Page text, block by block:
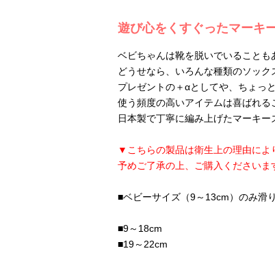
遊び心をくすぐったマーキ
ベビちゃんは靴を脱いでいることも
どうせなら、いろんな種類のソッ
プレゼントの＋αとしてや、ちょっ
使う頻度の高いアイテムは喜ばれる
日本製で丁寧に編み上げたマーキ
▼こちらの製品は衛生上の理由によ
予めご了承の上、ご購入くださいま
■ベビーサイズ（9～13cm）のみ滑
■9～18cm
■19～22cm